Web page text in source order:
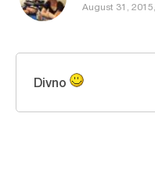
August 31,
Divno